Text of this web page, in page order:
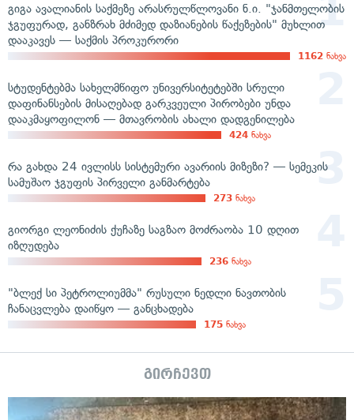
გიგა ავალიანის საქმეზე არასრულწლოვანი ნ.ი. "ჯანმთელობის
ჯგუფურად, განზრახ მძიმედ დაზიანების წაქეზების" მუხლით
დააკავეს — საქმის პროკურორი
1162 ნახვა
სტუდენტებმა სახელმწიფო უნივერსიტეტებში სრული
დაფინანსების მისაღებად გარკვეული პირობები უნდა
დააკმაყოფილონ — მთავრობის ახალი დადგენილება
424 ნახვა
რა გახდა 24 ივლისს სისტემური ავარიის მიზეზი? — სემეკის
სამუშაო ჯგუფის პირველი განმარტება
273 ნახვა
გიორგი ლეონიძის ქუჩაზე საგზაო მოძრაობა 10 დღით
იზღუდება
236 ნახვა
"ბლექ სი პეტროლიუმმა" რუსული ნედლი ნავთობის
ჩანაცვლება დაიწყო — განცხადება
175 ნახვა
გირჩევთ